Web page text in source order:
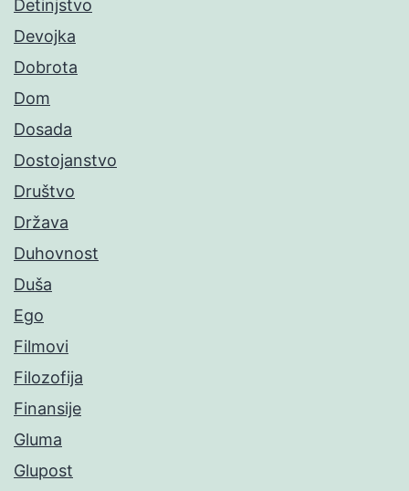
Detinjstvo
Devojka
Dobrota
Dom
Dosada
Dostojanstvo
Društvo
Država
Duhovnost
Duša
Ego
Filmovi
Filozofija
Finansije
Gluma
Glupost